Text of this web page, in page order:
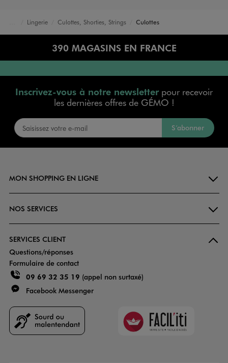
Lingerie Culottes, Shorties, Strings Culottes
390 MAGASINS EN FRANCE
Inscrivez-vous à notre newsletterpour recevoir
les dernières offres de GÉMO !
S’abonner
MON SHOPPING EN LIGNE
NOS SERVICES
SERVICES CLIENT
Questions/réponses
Formulaire de contact
09 69 32 35 19 (appel non surtaxé)
Facebook Messenger
Faciliti